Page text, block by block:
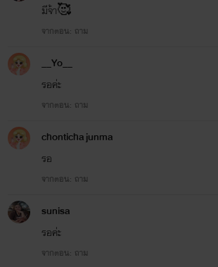
มีจ้า🥰
จากตอน: ถาม
__Yo__
รอค่ะ
จากตอน: ถาม
chonticha junma
รอ
จากตอน: ถาม
sunisa
รอค่ะ
จากตอน: ถาม